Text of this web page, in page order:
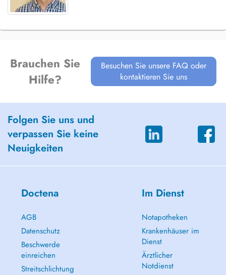
Brauchen Sie
Hilfe?
Besuchen Sie unsere FAQ oder
kontaktieren Sie uns
Folgen Sie uns und
verpassen Sie keine
Neuigkeiten
Doctena
AGB
Datenschutz
Beschwerde
einreichen
Streitschlichtung
Im Dienst
Notapotheken
Krankenhäuser im
Dienst
Ärztlicher
Notdienst